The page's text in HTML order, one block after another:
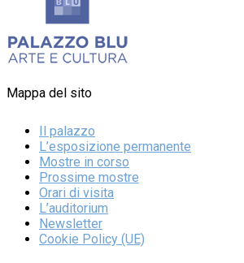
Mappa del sito
Il palazzo
L’esposizione permanente
Mostre in corso
Prossime mostre
Orari di visita
L’auditorium
Newsletter
Cookie Policy (UE)